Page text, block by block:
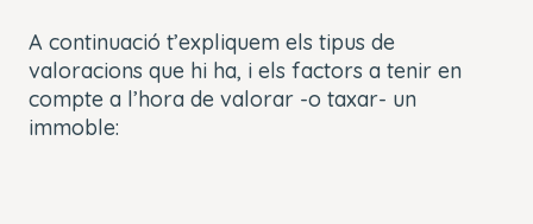
A continuació t’expliquem els tipus de
valoracions que hi ha, i els factors a tenir en
compte a l’hora de valorar -o taxar- un
immoble: